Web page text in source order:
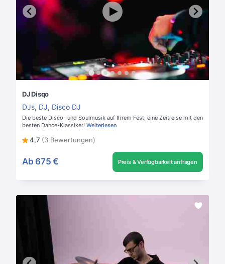
DJ Disqo
DJs, DJ, Disco DJ
Die beste Disco- und Soulmusik auf Ihrem Fest, eine Zeitreise mit den
besten Dance-Klassiker! Weiterlesen
4,7 (3 Bewertungen)
Ab 675 € Preis & Verfügbarkeit anfragen